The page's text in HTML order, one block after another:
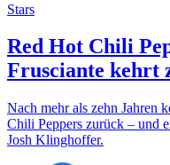
Stars
Red Hot Chili
Frusciante kehrt
Nach mehr als zehn Jahren
Chili Peppers zurück – und
Josh Klinghoffer.